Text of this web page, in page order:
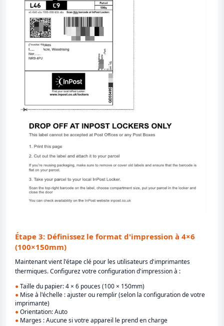
Étape 3: Définissez le format d'impression à 4×6
(100×150mm)
Maintenant vient l'étape clé pour les utilisateurs d'imprimantes
thermiques. Configurez votre configuration d'impression à :
●Taille du papier: 4 × 6 pouces (100 × 150mm)
● Mise à l'échelle : ajuster ou remplir (selon la configuration de votre
imprimante)
●Orientation: Auto
● Marges : Aucune si votre appareil le prend en charge